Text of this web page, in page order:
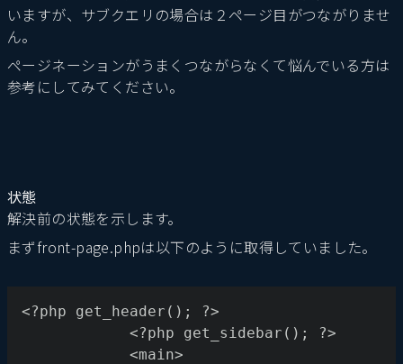
いますが、サブクエリの場合は２ページ目がつながりませ
ん。
ページネーションがうまくつながらなくて悩んでいる方は
参考にしてみてください。
状態
解決前の状態を示します。
まずfront-page.phpは以下のように取得していました。
<?php get_header(); ?>
			<?php get_sidebar(); ?>
			<main>